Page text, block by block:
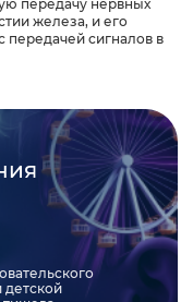
передачу нервных
железа, и его
сигналов в
детской